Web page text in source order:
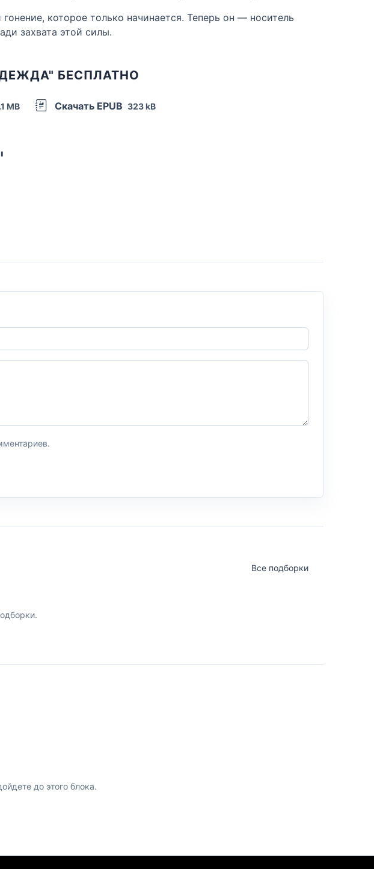
которое только начинается. Теперь он — носитель
захвата этой силы.
БЕСПЛАТНО
MB Скачать EPUB 323 kB
Все подборки
до этого блока.